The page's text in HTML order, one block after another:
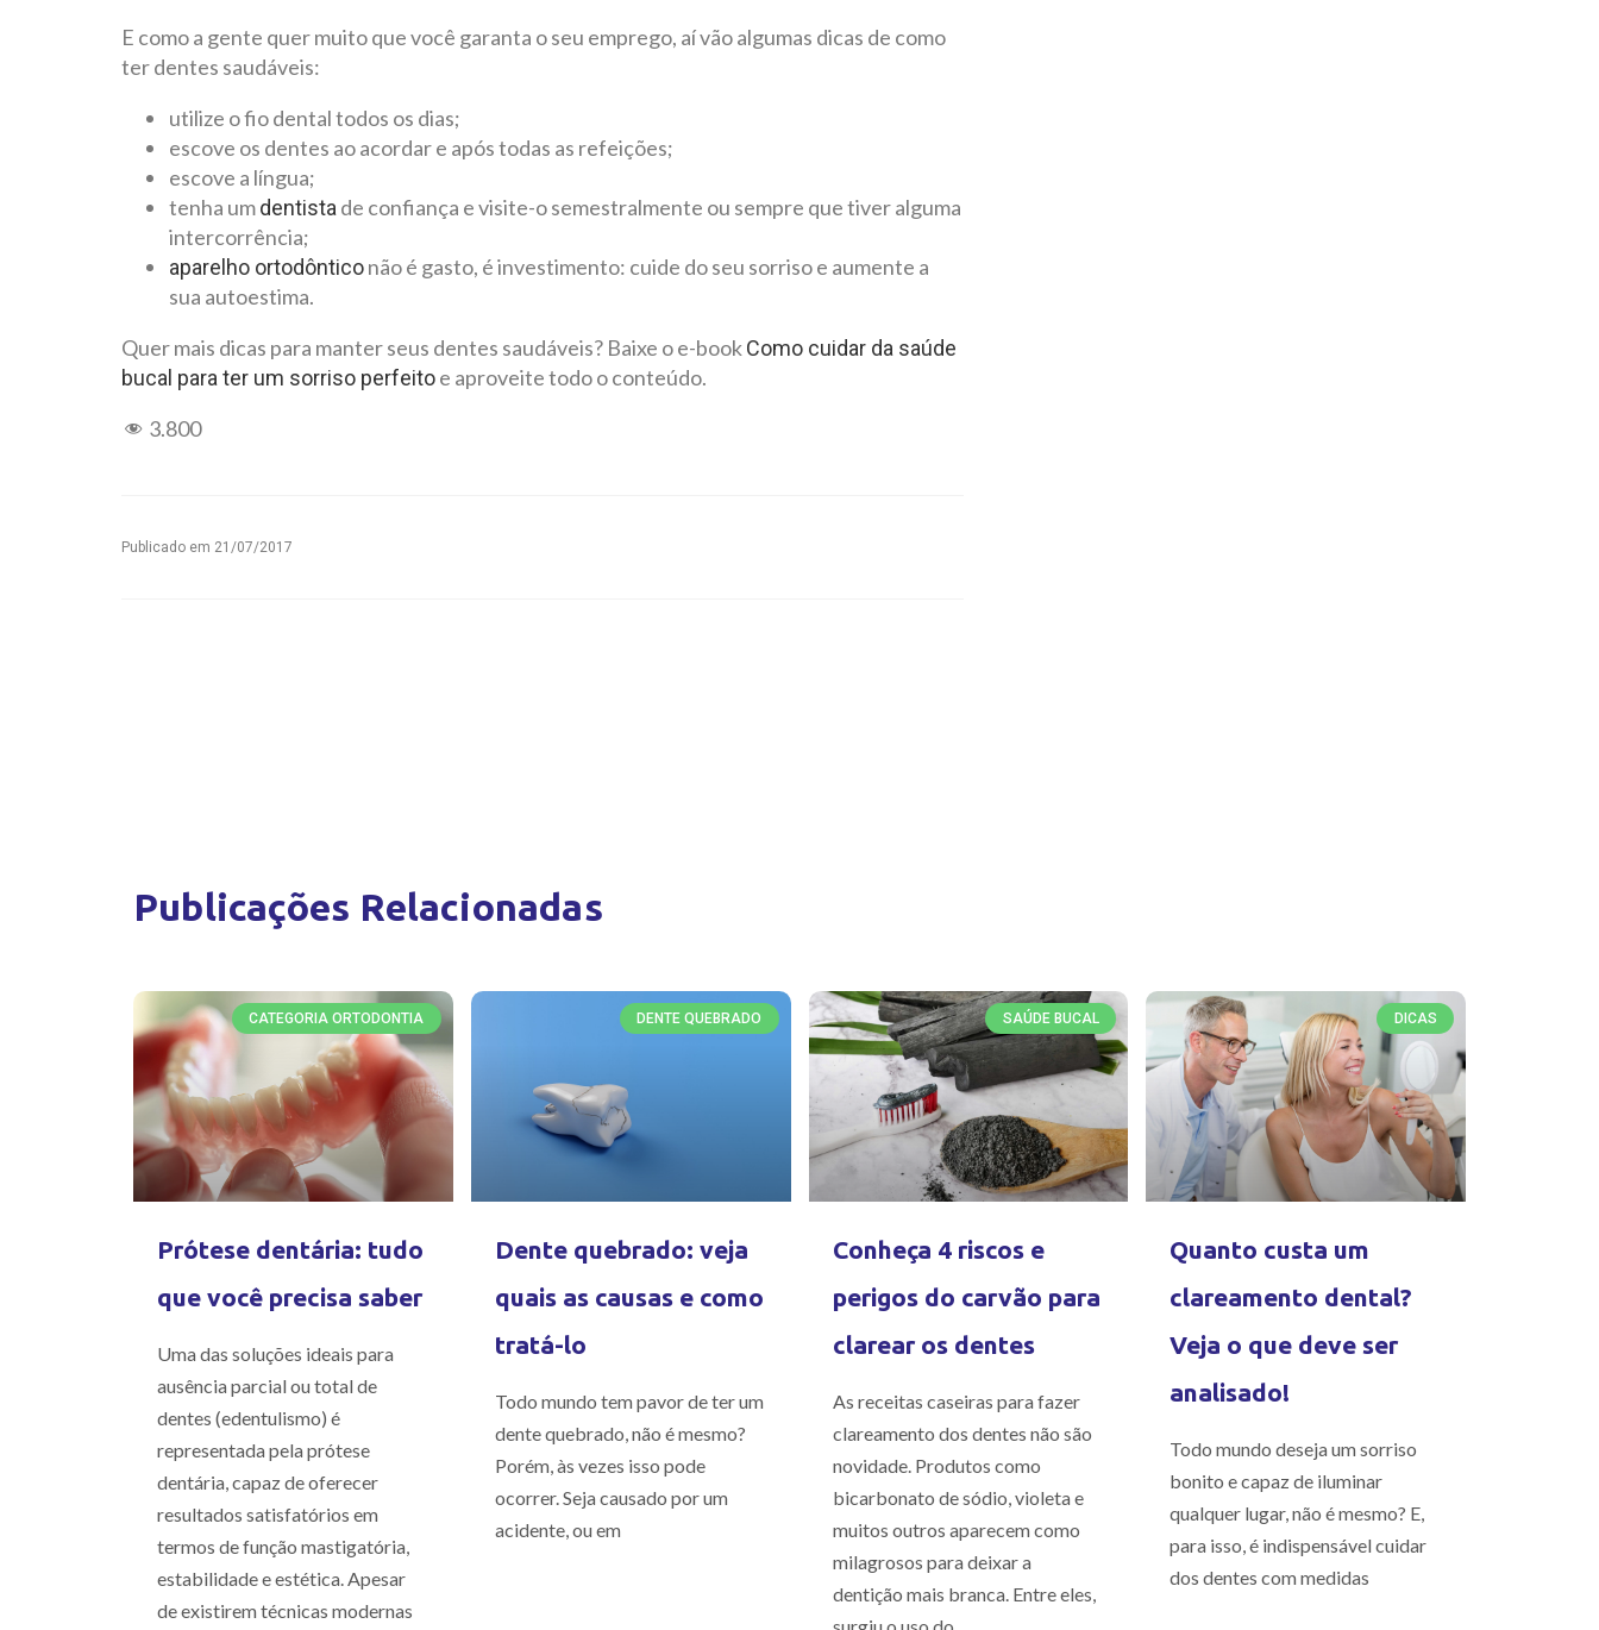
E como a gente quer muito que você garanta o seu emprego, aí vão algumas dicas de como
ter dentes saudáveis:
utilize o fio dental todos os dias;
escove os dentes ao acordar e após todas as refeições;
escove a língua;
tenha umdentista de confiança e visite-o semestralmente ou sempre que tiver alguma
intercorrência;
aparelho ortodônticonão é gasto, é investimento: cuide do seu sorriso e aumente a
sua autoestima.
Quer mais dicas para manter seus dentes saudáveis? Baixe o e-bookComo cuidar da saúde
bucal para ter um sorriso perfeitoe aproveite todo o conteúdo.
3.800
Publicado em 21/07/2017
Publicações Relacionadas
CATEGORIA ORTODONTIA
Prótese dentária: tudo
que você precisa saber
Uma das soluções ideais para
ausência parcial ou total de
dentes (edentulismo) é
representada pela prótese
dentária, capaz de oferecer
resultados satisfatórios em
termos de função mastigatória,
estabilidade e estética. Apesar
de existirem técnicas modernas
DENTE QUEBRADO
Dente quebrado: veja
quais as causas e como
tratá-lo
Todo mundo tem pavor de ter um
dente quebrado, não é mesmo?
Porém, às vezes isso pode
ocorrer. Seja causado por um
acidente, ou em
SAÚDE BUCAL
Conheça 4 riscos e
perigos do carvão para
clarear os dentes
As receitas caseiras para fazer
clareamento dos dentes não são
novidade. Produtos como
bicarbonato de sódio, violeta e
muitos outros aparecem como
milagrosos para deixar a
dentição mais branca. Entre eles,
DICAS
Quanto custa um
clareamento dental?
Veja o que deve ser
analisado!
Todo mundo deseja um sorriso
bonito e capaz de iluminar
qualquer lugar, não é mesmo? E,
para isso, é indispensável cuidar
dos dentes com medidas